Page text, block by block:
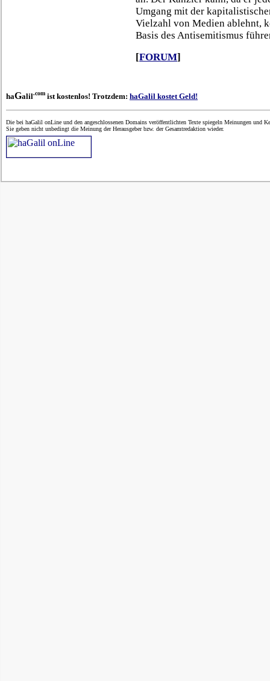
Umgang mit der
Vielzahl von Medien ablehnt,
Basis des Antisemitismus
[FORUM]
haGalil.com ist kostenlos! Trotzdem: haGalil kostet Geld!
Die bei haGalil onLine und den angeschlossenen Domains veröffentlichten Texte spiegeln Meinungen und
Sie geben nicht unbedingt die Meinung der Herausgeber bzw. der Gesamtredaktion wieder.